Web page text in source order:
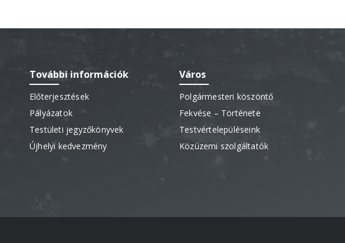
További információk
Előterjesztések
Pályázatok
Testületi jegyzőkönyvek
Újhelyi kedvezmény
Város
Polgármesteri köszöntő
Fekvése – Története
Testvértelepüléseink
Közüzemi szolgáltatók